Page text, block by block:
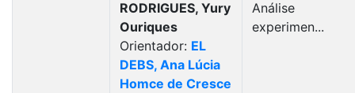
RODRIGUES, Yury
Ouriques
Orientador: EL
DEBS, Ana Lúcia
Homce de Cresce
Análise
experimen...